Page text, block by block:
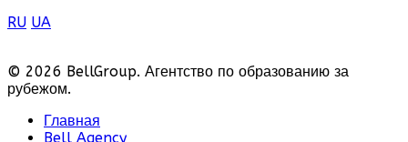
RU UA
© 2026 BellGroup. Агентство по образованию за
рубежом.
Главная
Bell Agency